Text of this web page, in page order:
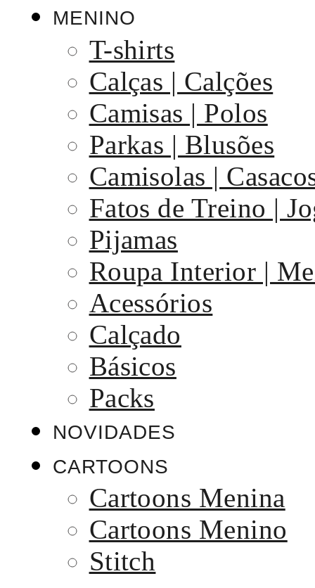
MENINO
T-shirts
Calças | Calções
Camisas | Polos
Parkas | Blusões
Camisolas |
Fatos de Treino |
Pijamas
Roupa Interior |
Acessórios
Calçado
Básicos
Packs
NOVIDADES
CARTOONS
Cartoons Menina
Cartoons Menino
Stitch